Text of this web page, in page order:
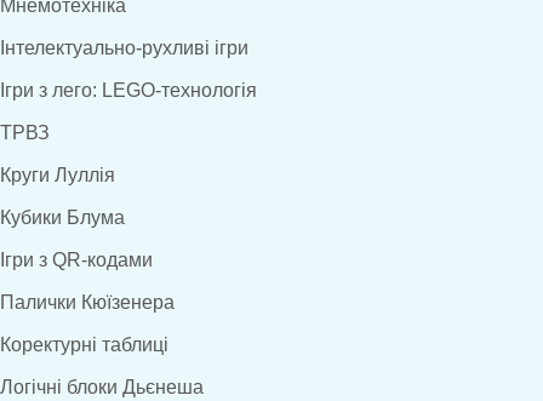
Мнемотехніка
Інтелектуально-рухливі ігри
Ігри з лего: LEGO-технологія
ТРВЗ
Круги Луллія
Кубики Блума
Ігри з QR-кодами
Палички Кюїзенера
Коректурні таблиці
Логічні блоки Дьєнеша